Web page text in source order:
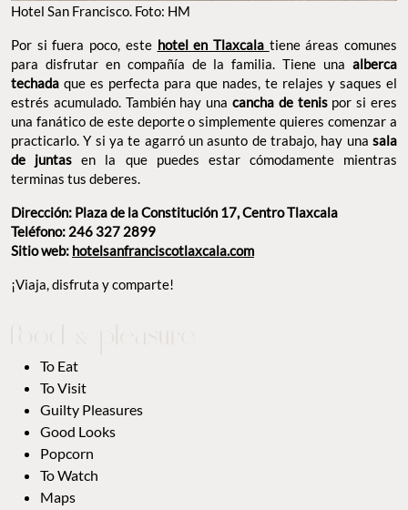
Hotel San Francisco. Foto: HM
Por si fuera poco, este hotel en Tlaxcala tiene áreas comunes
para disfrutar en compañía de la familia. Tiene una alberca
techada que es perfecta para que nades, te relajes y saques el
estrés acumulado. También hay una cancha de tenis por si eres
una fanático de este deporte o simplemente quieres comenzar a
practicarlo. Y si ya te agarró un asunto de trabajo, hay una sala
de juntasen la que puedes estar cómodamente mientras
terminas tus deberes.
Dirección: Plaza de la Constitución 17, Centro Tlaxcala
Teléfono: 246 327 2899
Sitio web: hotelsanfranciscotlaxcala.com
¡Viaja, disfruta y comparte!
To Eat
To Visit
Guilty Pleasures
Good Looks
Popcorn
To Watch
Maps